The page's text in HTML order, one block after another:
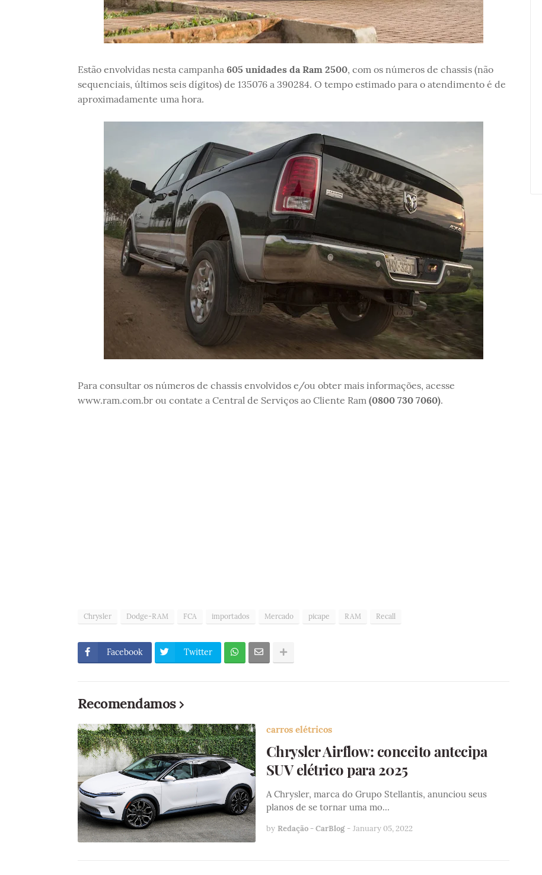
Estão envolvidas nesta campanha605 unidades da Ram 2500, com os números de chassis (não
sequenciais, últimos seis dígitos) de 135076 a 390284. O tempo estimado para o atendimento é de
aproximadamente uma hora.
Para consultar os números de chassis envolvidos e/ou obter mais informações, acesse
www.ram.com.br ou contate a Central de Serviços ao Cliente Ram(0800 730 7060).
Chrysler Dodge-RAM FCA importados Mercado picape RAM Recall
Facebook Twitter
Recomendamos
carros elétricos
Chrysler Airflow: conceito antecipa
SUV elétrico para 2025
A Chrysler, marca do Grupo Stellantis, anunciou seus
planos de se tornar uma mo…
by Redação - CarBlog - January 05, 2022